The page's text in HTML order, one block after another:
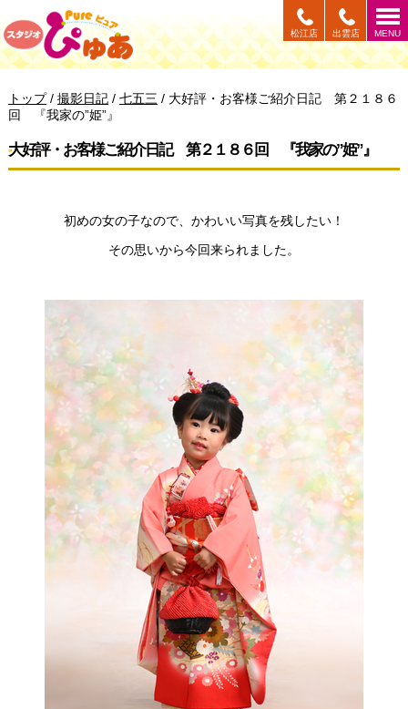
このページの本文へ
MENU
出雲店
松江店
現
在
位
トップ/ 撮影日記/ 七五三 / 大好評・お客様ご紹介日記 第２１８６
回 『我家の”姫”』
大好評・お客様ご紹介日記 第２１８６回 『我家の”姫”』
初めの女の子なので、かわいい写真を残したい！
その思いから今回来られました。